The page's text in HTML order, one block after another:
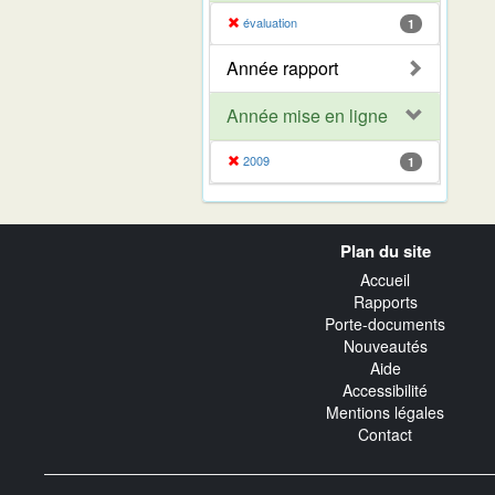
évaluation 1
Année rapport
Année mise en ligne
2009 1
Plan du site
Accueil
Rapports
Porte-documents
Nouveautés
Aide
Accessibilité
Mentions légales
Contact